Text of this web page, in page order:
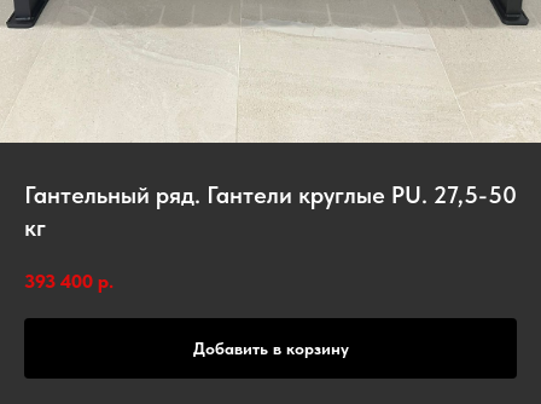
Гантельный ряд. Гантели круглые PU. 27,5-50
кг
393 400 р.
Добавить в корзину